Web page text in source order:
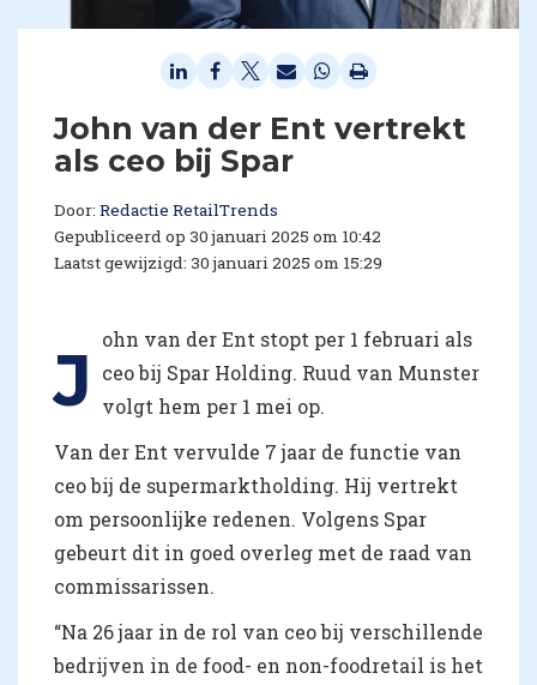
John van der Ent vertrekt
als ceo bij Spar
Door: Redactie RetailTrends
Gepubliceerd op 30 januari 2025 om 10:42
Laatst gewijzigd: 30 januari 2025 om 15:29
J
ohn van der Ent stopt per 1 februari als
ceo bij Spar Holding. Ruud van Munster
volgt hem per 1 mei op.
Van der Ent vervulde 7 jaar de functie van
ceo bij de supermarktholding. Hij vertrekt
om persoonlijke redenen. Volgens Spar
gebeurt dit in goed overleg met de raad van
commissarissen.
“Na 26 jaar in de rol van ceo bij verschillende
bedrijven in de food- en non-foodretail is het